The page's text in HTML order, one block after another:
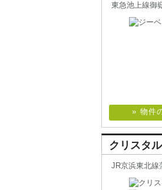
東急池上線御
» 物件
クリスタ
JR京浜東北線